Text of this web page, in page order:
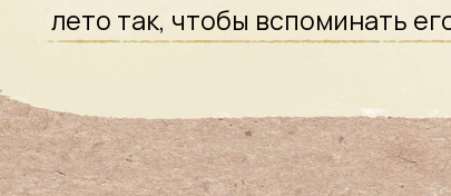
лето так, чтобы вспоминать